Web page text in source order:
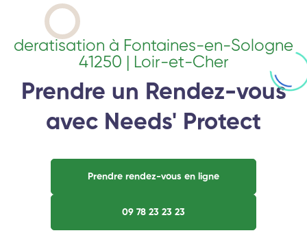
deratisation à Fontaines-en-Sologne
41250 | Loir-et-Cher
Prendre un Rendez-vous
avec Needs' Protect
Prendre rendez-vous en ligne
09 78 23 23 23